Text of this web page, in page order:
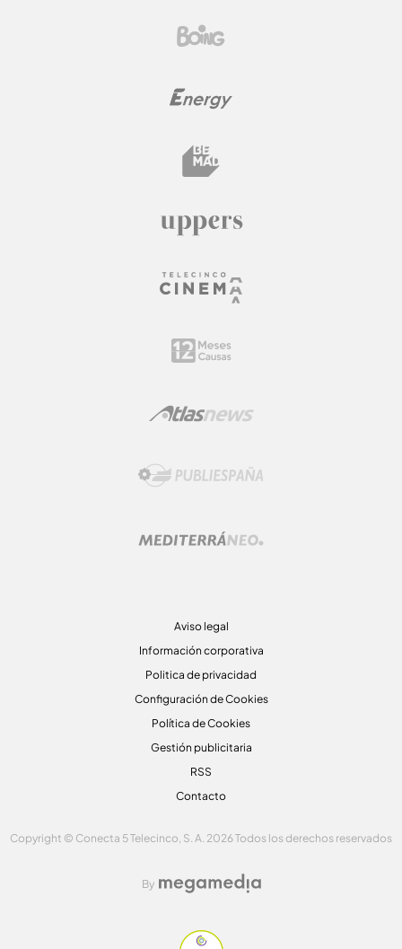
Aviso legal
Información corporativa
Politica de privacidad
Configuración de Cookies
Política de Cookies
Gestión publicitaria
RSS
Contacto
Copyright © Conecta 5 Telecinco, S. A. 2026 Todos los derechos reservados
By